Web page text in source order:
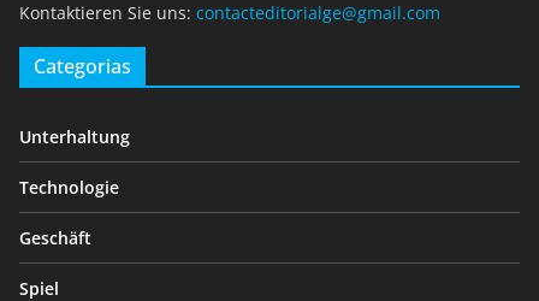
Kontaktieren Sie uns: contacteditorialge@gmail.com
Categorias
Unterhaltung
Technologie
Geschäft
Spiel